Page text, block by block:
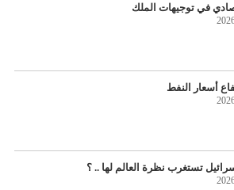
في توجيهات الملك
أسعار النفط
تستغرب نظرة العالم لها .. ؟